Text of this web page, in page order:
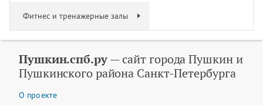
Фитнес и тренажерные залы
Пушкин.спб.ру— сайт города Пушкин и
Пушкинского района Санкт-Петербурга
О проекте